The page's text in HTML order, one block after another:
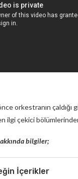
orkestranın çaldığı
ilgi çekici
bilgiler;
İçerikler